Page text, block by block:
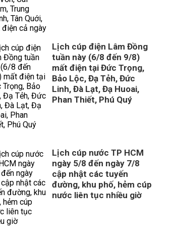
Lịch cúp điện Lâm Đồng
tuần này (6/8 đến 9/8)
mất điện tại Đức Trọng,
Bảo Lộc, Đạ Tẻh, Đức
Linh, Đà Lạt, Đạ Huoai,
Phan Thiết, Phú Quý
Lịch cúp nước TP HCM
ngày 5/8 đến ngày 7/8
cập nhật các tuyến
đường, khu phố, hẻm cúp
nước liên tục nhiều giờ